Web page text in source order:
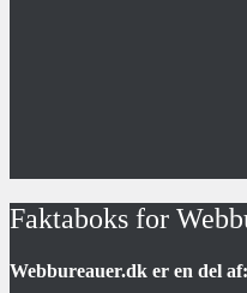
Faktaboks for
Webbureauer.dk er en del af: